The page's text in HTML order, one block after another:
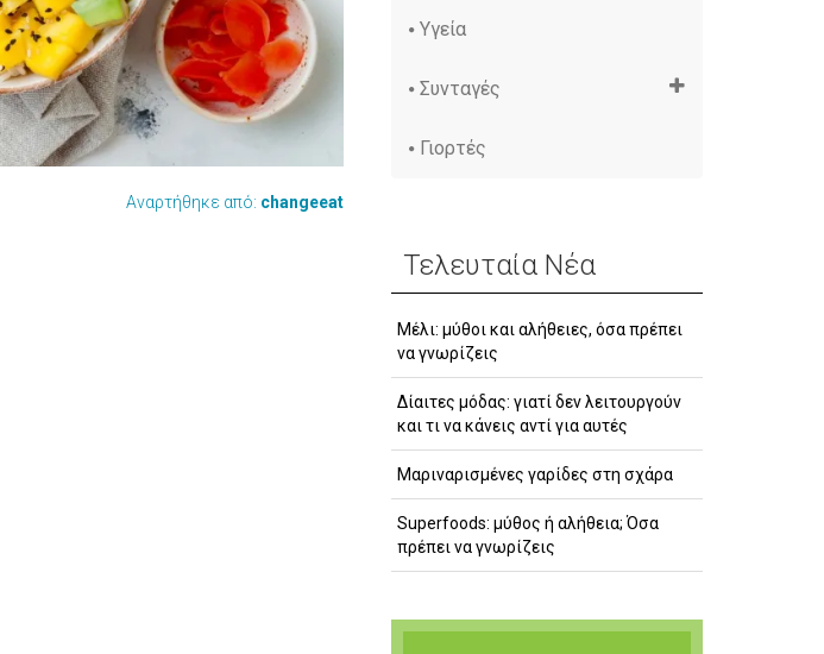
Αναρτήθηκε από: changeeat
Υγεία
Συνταγές
Γιορτές
Τελευταία Νέα
Μέλι: μύθοι και αλήθειες, όσα πρέπει
να γνωρίζεις
Δίαιτες μόδας: γιατί δεν λειτουργούν
και τι να κάνεις αντί για αυτές
Μαριναρισμένες γαρίδες στη σχάρα
Superfoods: μύθος ή αλήθεια; Όσα
πρέπει να γνωρίζεις